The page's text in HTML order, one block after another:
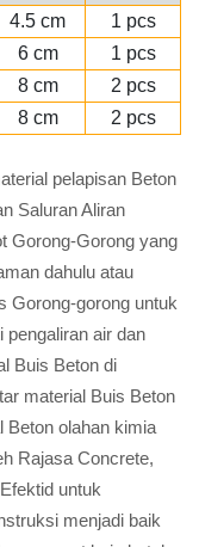
4.5 cm
1 pcs
6 cm
1 pcs
8 cm
2 pcs
8 cm 2 pcs
pelapisan Beton
Saluran Aliran
Gorong-Gorong yang
dahulu atau
Gorong-gorong untuk
pengaliran air dan
Buis Beton di
material Buis Beton
Beton olahan kimia
Rajasa Concrete,
untuk
menjadi baik